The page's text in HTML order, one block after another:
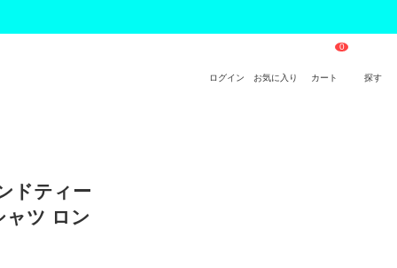
ログイン お気に入り カート 探す
ドティー
ャツ ロン